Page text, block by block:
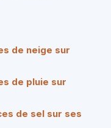
de neige sur
de pluie sur
de sel sur ses